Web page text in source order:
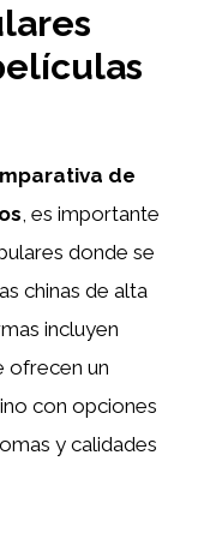
de
, es importante
donde se
chinas de alta
incluyen
ofrecen un
con opciones
y calidades